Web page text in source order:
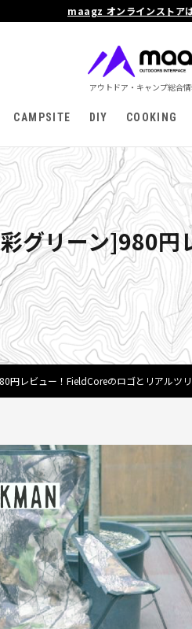
maagz オンラインストア
アウトドア・キャンプ総合
CAMPSITE DIY COOKING
グリーン]980
円レビュー！FieldCoreのロゴとリアルツリ